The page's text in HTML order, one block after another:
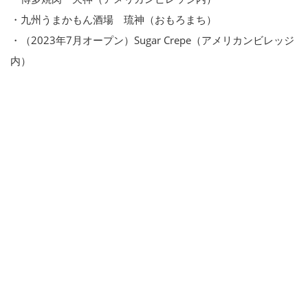
・九州うまかもん酒場 琉神（おもろまち）
・（2023年7月オープン）Sugar Crepe（アメリカンビレッジ
内）